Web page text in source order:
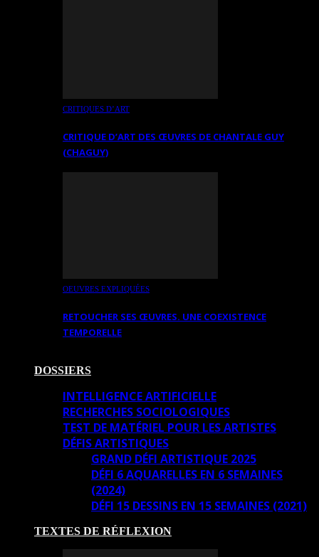
CRITIQUES D’ART
CRITIQUE D’ART DES ŒUVRES DE CHANTALE GUY
(CHAGUY)
OEUVRES EXPLIQUÉES
RETOUCHER SES ŒUVRES. UNE COEXISTENCE
TEMPORELLE
DOSSIERS
INTELLIGENCE ARTIFICIELLE
RECHERCHES SOCIOLOGIQUES
TEST DE MATÉRIEL POUR LES ARTISTES
DÉFIS ARTISTIQUES
GRAND DÉFI ARTISTIQUE 2025
DÉFI 6 AQUARELLES EN 6 SEMAINES
(2024)
DÉFI 15 DESSINS EN 15 SEMAINES (2021)
TEXTES DE RÉFLEXION